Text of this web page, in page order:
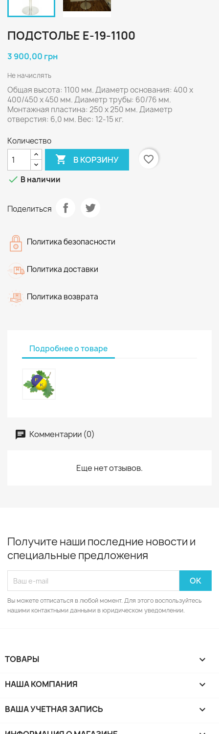
ПОДСТОЛЬЕ Е-19-1100
3 900,00 грн
Не начислять
Общая высота: 1100 мм. Диаметр основания: 400 х
400/450 х 450 мм. Диаметр трубы: 60/76 мм.
Монтажная пластина: 250 x 250 мм. Диаметр
отверстия: 6,0 мм. Вес: 12-15 кг.
Количество
 В КОРЗИНУ
favorite_border
 В наличии
Поделиться
Политика безопасности
Политика доставки
Политика возврата
Подробнее о товаре
Комментарии (0)
Еще нет отзывов.
Получите наши последние новости и
специальные предложения
Вы можете отписаться в любой момент. Для этого воспользуйтесь
нашими контактными данными в юридическом уведомлении.
ТОВАРЫ 
НАША КОМПАНИЯ 
ВАША УЧЕТНАЯ ЗАПИСЬ 